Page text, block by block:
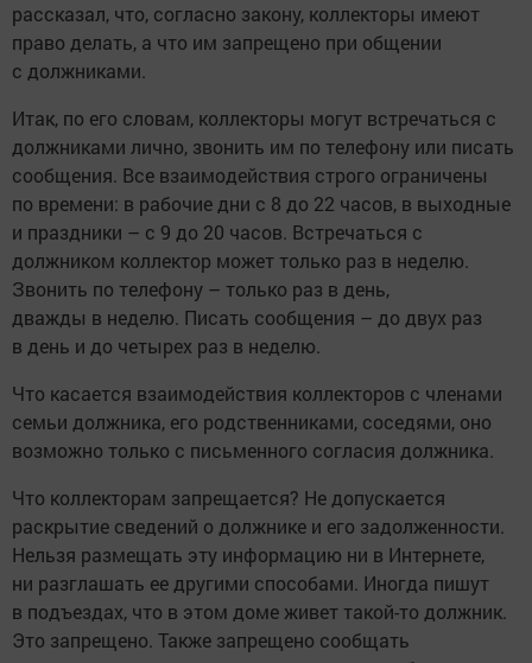
рассказал, что, согласно закону, коллекторы имеют
право делать, а что им запрещено при общении
с должниками.
Итак, по его словам, коллекторы могут встречаться с
должниками лично, звонить им по телефону или писать
сообщения. Все взаимодействия строго ограничены
по времени: в рабочие дни с 8 до 22 часов, в выходные
и праздники – с 9 до 20 часов. Встречаться с
должником коллектор может только раз в неделю.
Звонить по телефону – только раз в день,
дважды в неделю. Писать сообщения – до двух раз
в день и до четырех раз в неделю.
Что касается взаимодействия коллекторов с членами
семьи должника, его родственниками, соседями, оно
возможно только с письменного согласия должника.
Что коллекторам запрещается? Не допускается
раскрытие сведений о должнике и его задолженности.
Нельзя размещать эту информацию ни в Интернете,
ни разглашать ее другими способами. Иногда пишут
в подъездах, что в этом доме живет такой-то должник.
Это запрещено. Также запрещено сообщать